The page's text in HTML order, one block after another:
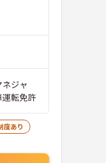
ジャ
転免許
度あり